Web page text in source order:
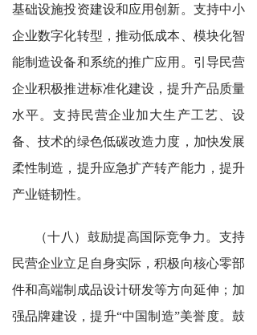
基础设施投资建设和应用创新。支持中小
企业数字化转型，推动低成本、模块化智
能制造设备和系统的推广应用。引导民营
企业积极推进标准化建设，提升产品质量
水平。支持民营企业加大生产工艺、设
备、技术的绿色低碳改造力度，加快发展
柔性制造，提升应急扩产转产能力，提升
产业链韧性。
（十八）鼓励提高国际竞争力。支持
民营企业立足自身实际，积极向核心零部
件和高端制成品设计研发等方向延伸；加
强品牌建设，提升“中国制造”美誉度。鼓